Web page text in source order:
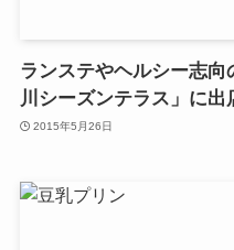
ランステやヘルシー志
川シーズンテラス」に出
2015年5月26日